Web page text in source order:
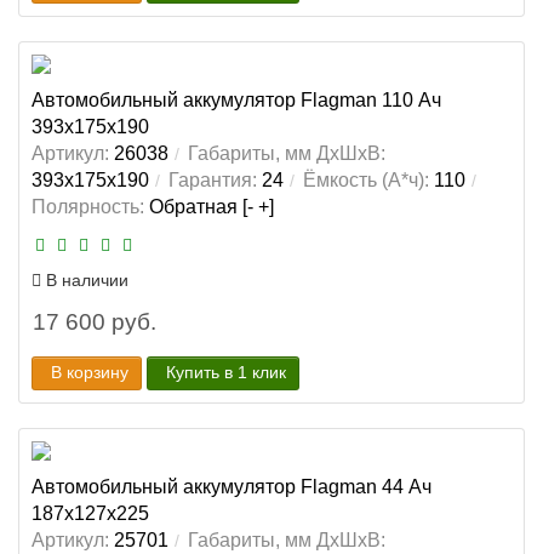
Автомобильный аккумулятор Flagman 110 Ач
393x175x190
Артикул: 26038
Габариты, мм ДхШхВ:
393x175x190
Гарантия: 24 Ёмкость (А*ч): 110
Полярность: Обратная [- +]
В наличии
17 600 руб.
В корзину Купить в 1 клик
Автомобильный аккумулятор Flagman 44 Ач
187x127x225
Артикул: 25701
Габариты, мм ДхШхВ: